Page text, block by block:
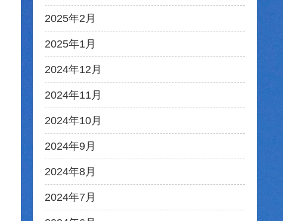
2025年2月
2025年1月
2024年12月
2024年11月
2024年10月
2024年9月
2024年8月
2024年7月